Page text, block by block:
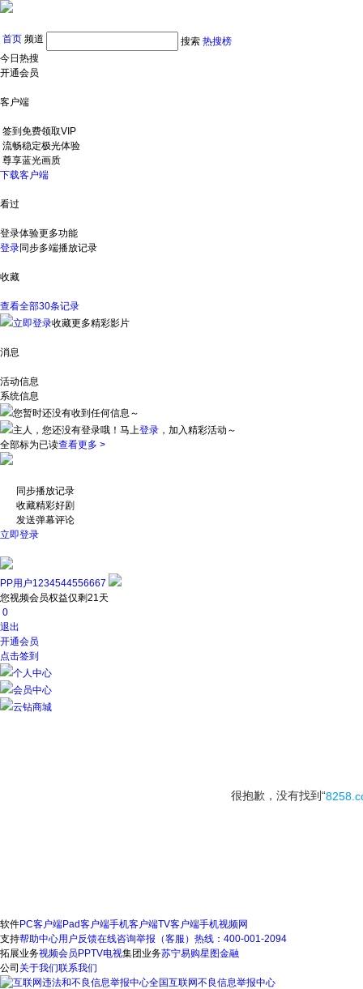
首页 频道 搜索 热搜榜
今日热搜
开通会员
客户端
签到免费领取VIP
流畅稳定极光体验
尊享蓝光画质
下载客户端
看过
登录体验更多功能
登录同步多端播放记录
收藏
查看全部30条记录
立即登录收藏更多精彩影片
消息
活动信息
系统信息
您暂时还没有收到任何信息～
主人，您还没有登录哦！ 马上登录 ，加入精彩活动～
全部标为已读查看更多 >
同步播放记录
收藏精彩好剧
发送弹幕评论
立即登录
PP用户1234544556667
您视频会员权益仅剩21天
0
退出
开通会员
点击签到
个人中心
会员中心
云钻商城
很抱歉，没有找到“
软件PC客户端Pad客户端手机客户端TV客户端手机视频网
支持帮助中心用户反馈在线咨询举报（客服）热线：400-001-2094
拓展业务视频会员 PPTV电视集团业务苏宁易购星图金融
公司 关于我们联系我们
全国互联网不良信息举报中心